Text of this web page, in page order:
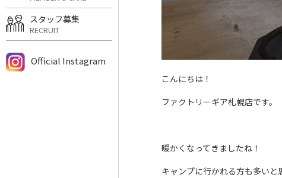
こんにちは！
ファクトリーギア札幌店です。
暖かくなってきましたね！
キャンプに行かれる方も多いと
スタッフ募集
RECRUIT
Official Instagram